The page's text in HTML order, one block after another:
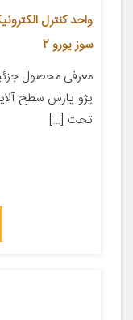
سوز یورو 2
تحت […]